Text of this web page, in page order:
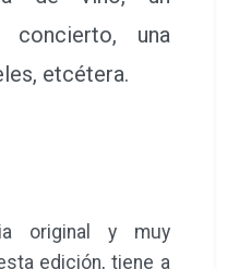
edición, tiene a
Ofrece
y un cartel
musical que
que vayan